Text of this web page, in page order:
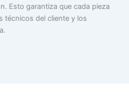
Esto garantiza que cada pieza
técnicos del cliente y los